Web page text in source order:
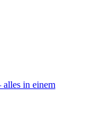
alles in einem